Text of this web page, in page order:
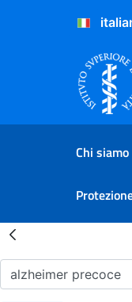
Salta al
Salta al Footer
Chi siamo
Risultati